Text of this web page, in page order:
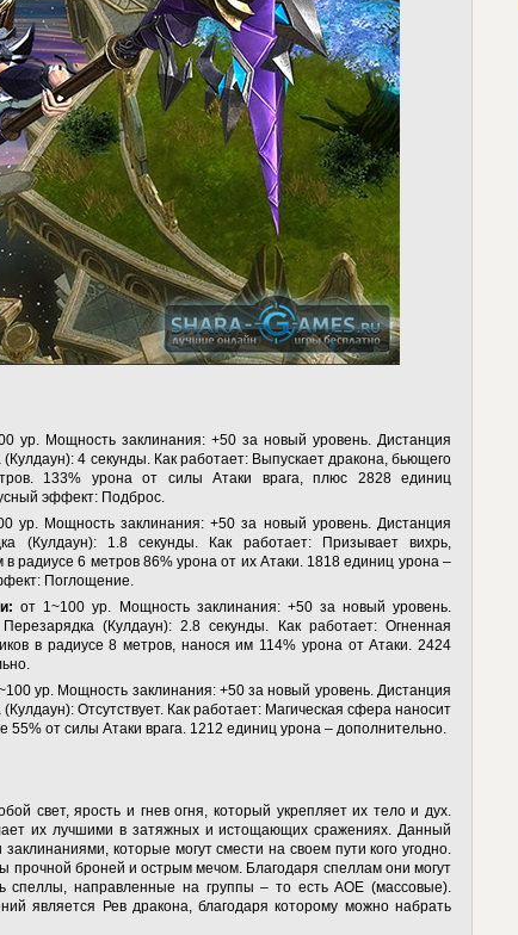
ур. Мощность заклинания: +50 за новый уровень. Дистанция
4 секунды. Как работает: Выпускает дракона, бьющего
133% урона от силы Атаки врага, плюс 2828 единиц
эффект: Подброс.
ур. Мощность заклинания: +50 за новый уровень. Дистанция
(Кулдаун): 1.8 секунды. Как работает: Призывает вихрь,
радиусе 6 метров 86% урона от их Атаки. 1818 единиц урона –
Поглощение.
от 1~100 ур. Мощность заклинания: +50 за новый уровень.
(Кулдаун): 2.8 секунды. Как работает: Огненная
в радиусе 8 метров, нанося им 114% урона от Атаки. 2424
ур. Мощность заклинания: +50 за новый уровень. Дистанция
Отсутствует. Как работает: Магическая сфера наносит
55% от силы Атаки врага. 1212 единиц урона – дополнительно.
свет, ярость и гнев огня, который укрепляет их тело и дух.
их лучшими в затяжных и истощающих сражениях. Данный
которые могут смести на своем пути кого угодно.
прочной броней и острым мечом. Благодаря спеллам они могут
спеллы, направленные на группы – то естьAOE (массовые).
является Рев дракона, благодаря которому можно набрать